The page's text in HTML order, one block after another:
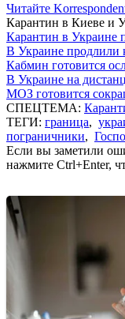
Читайте
Карантин в Киеве и
Карантин в Украине
В Украине продлили
Кабмин готовится
В Украине на
МОЗ готовится
СПЕЦТЕМА:
ТЕГИ: граница,
пограничники,
Если вы заметили
нажмите Ctrl+Enter,